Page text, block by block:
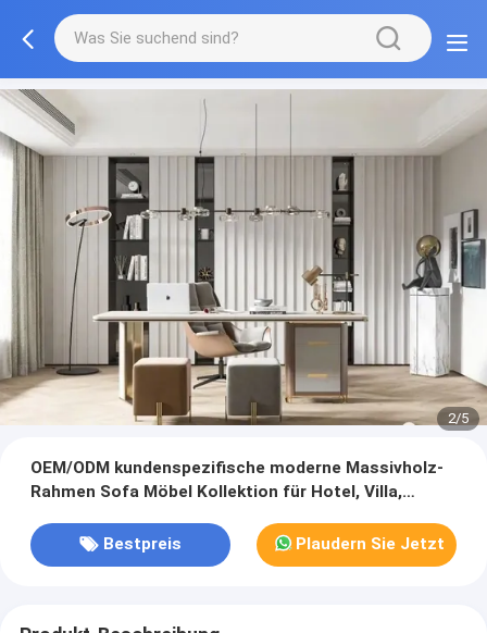
2/5
OEM/ODM kundenspezifische moderne Massivholz-
Rahmen Sofa Möbel Kollektion für Hotel, Villa,
Bestpreis
Plaudern Sie Jetzt